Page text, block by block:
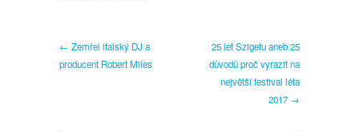
← Zemřel italský DJ a
producent Robert Miles
25 let Szigetu aneb 25
důvodů proč vyrazit na
největší festival léta
2017 →